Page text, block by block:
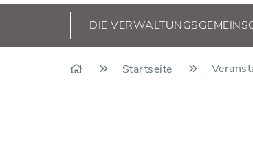
DIE
Startseite